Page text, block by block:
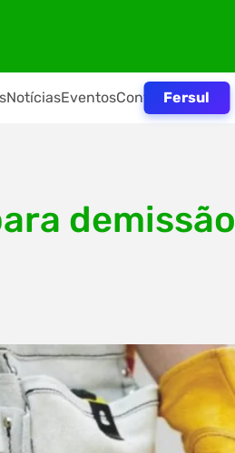
NotíciasEventosContatoFersul
demissão